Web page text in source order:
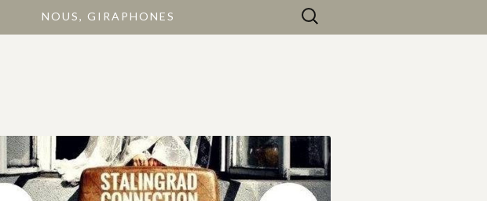
NOUS, GIRAPHONES Rechercher :